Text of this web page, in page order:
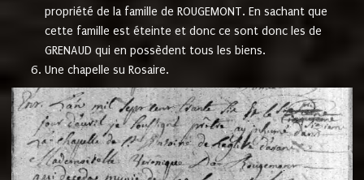
propriété de la famille de ROUGEMONT. En sachant que
cette famille est éteinte et donc ce sont donc les de
GRENAUD qui en possèdent tous les biens.
Une chapelle su Rosaire.